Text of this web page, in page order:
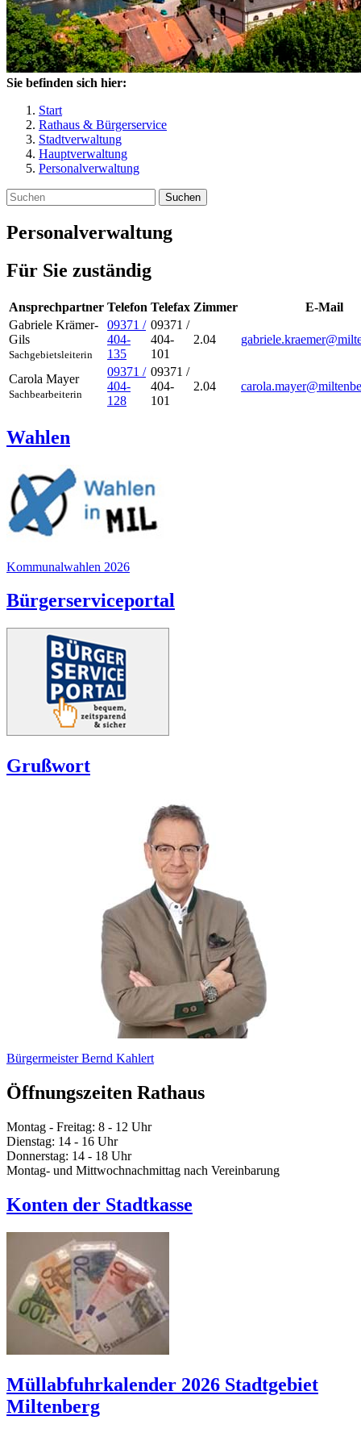
Sie befinden sich hier:
Start
Rathaus & Bürgerservice
Stadtverwaltung
Hauptverwaltung
Personalverwaltung
Suchen
Personalverwaltung
Für Sie zuständig
Ansprechpartner Telefon Telefax Zimmer
E-Mail
Gabriele Krämer-
Gils
Sachgebietsleiterin
09371 /
404-
135
09371 /
404-
101
2.04
Carola Mayer
Sachbearbeiterin
09371 /
404-
128
09371 /
404-
101
2.04
Wahlen
Kommunalwahlen 2026
Bürgerserviceportal
Grußwort
Bürgermeister Bernd Kahlert
Öffnungszeiten Rathaus
Montag - Freitag: 8 - 12 Uhr
Dienstag: 14 - 16 Uhr
Donnerstag: 14 - 18 Uhr
Montag- und Mittwochnachmittag nach Vereinbarung
Konten der Stadtkasse
Müllabfuhrkalender 2026 Stadtgebiet
Miltenberg